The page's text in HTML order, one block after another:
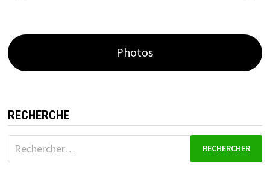
Photos
RECHERCHE
Rechercher :